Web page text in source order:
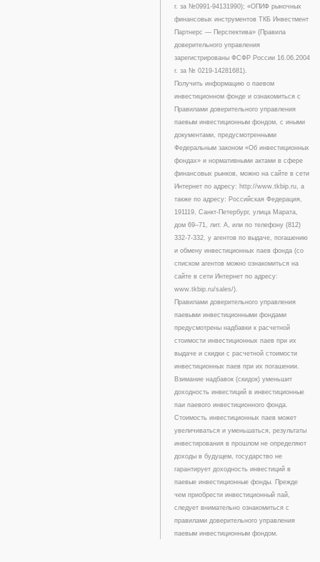
г. за №0991-94131990); «ОПИФ рыночных
финансовых инструментов ТКБ Инвестмент
Партнерс — Перспектива» (Правила
доверительного управления
зарегистрированы ФСФР России 16.06.2004
г. за № 0219-14281681).
Получить информацию о паевом
инвестиционном фонде и ознакомиться с
Правилами доверительного управления
паевым инвестиционным фондом, с иными
документами, предусмотренными
Федеральным законом «Об инвестиционных
фондах» и нормативными актами в сфере
финансовых рынков, можно на сайте в сети
Интернет по адресу: http://www.tkbip.ru, а
также по адресу: Российская Федерация,
191119, Санкт-Петербург, улица Марата,
дом 69–71, лит. А, или по телефону (812)
332-7-332, у агентов по выдаче, погашению
и обмену инвестиционных паев фонда (со
списком агентов можно ознакомиться на
сайте в сети Интернет по адресу:
www.tkbip.ru/sales/).
Правилами доверительного управления
паевыми инвестиционными фондами
предусмотрены надбавки к расчетной
стоимости инвестиционных паев при их
выдаче и скидки с расчетной стоимости
инвестиционных паев при их погашении.
Взимание надбавок (скидок) уменьшит
доходность инвестиций в инвестиционные
паи паевого инвестиционного фонда.
Стоимость инвестиционных паев может
увеличиваться и уменьшаться, результаты
инвестирования в прошлом не определяют
доходы в будущем, государство не
гарантирует доходность инвестиций в
паевые инвестиционные фонды. Прежде
чем приобрести инвестиционный пай,
следует внимательно ознакомиться с
правилами доверительного управления
паевым инвестиционным фондом.